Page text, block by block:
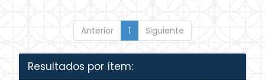
Anterior 1 Siguiente
Resultados por ítem: